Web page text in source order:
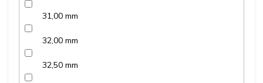
31,00 mm
32,00 mm
32,50 mm